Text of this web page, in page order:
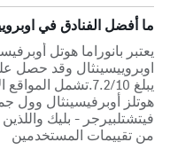
ما أفضل الفنادق في
يعتبر بانوراما هوتل
يبلغ 7.2/10.تشمل
هوتلز أوبرفيسينثال وول
من تقييمات المستخدمين